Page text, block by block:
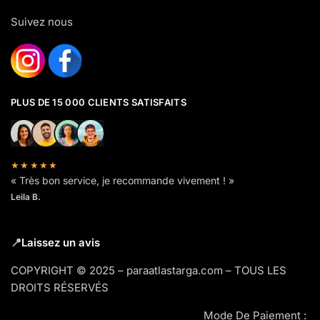
Suivez nous
PLUS DE 15 000 CLIENTS SATISFAITS
★★★★★
« Très bon service, je recommande vivement ! »
Leila B.
📍Laissez un avis
COPYRIGHT © 2025 – paraatlastarga.com – TOUS LES
DROITS RÉSERVÉS
Mode De Paiement :